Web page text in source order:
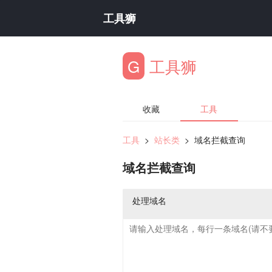
工具狮
G 工具狮
收藏 工具
工具 > 站长类 > 域名拦截查询
域名拦截查询
处理域名